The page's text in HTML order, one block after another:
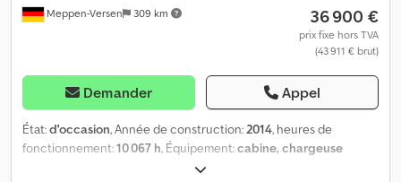
Meppen-Versen 309 km 36 900 €
prix fixe hors TVA
(43 911 € brut)
Demander Appel
État:d'occasion, Année de construction:2014, heures de
fonctionnement:10 067 h, Équipement:cabine, chargeuse
frontal, prise de force avant, transmission intégrale